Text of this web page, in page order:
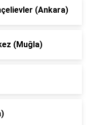
(Ankara)
(Muğla)